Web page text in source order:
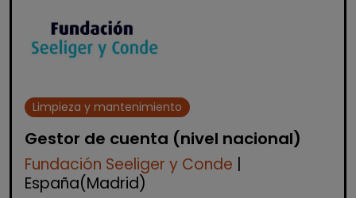
Limpieza y mantenimiento
Gestor de cuenta (nivel nacional)
Fundación Seeliger y Conde
España(Madrid)